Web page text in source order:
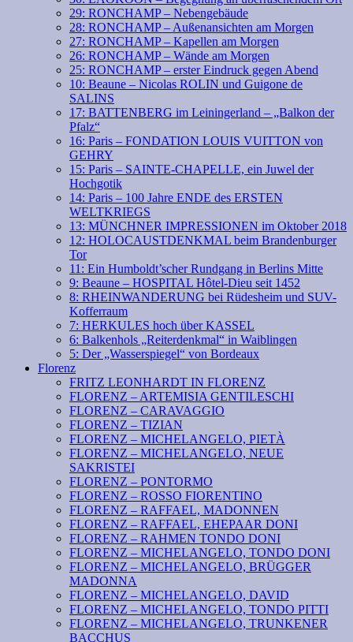
29: RONCHAMP – Nebengebäude
28: RONCHAMP – Außenansichten am Morgen
27: RONCHAMP – Kapellen am Morgen
26: RONCHAMP – Wände am Morgen
25: RONCHAMP – erster Eindruck gegen Abend
10: Beaune – Nicolas ROLIN und Guigone de
SALINS
17: BATTENBERG im Leiningerland – „Balkon der
Pfalz“
16: Paris – FONDATION LOUIS VUITTON von
GEHRY
15: Paris – SAINTE-CHAPELLE, ein Juwel der
Hochgotik
14: Paris – 100 Jahre ENDE des ERSTEN
WELTKRIEGS
13: MÜNCHNER IMPRESSIONEN im Oktober 2018
12: HOLOCAUSTDENKMAL beim Brandenburger
Tor
11: Ein Humboldt’scher Rundgang in Berlins Mitte
9: Beaune – HOSPITAL Hôtel-Dieu seit 1452
8: RHEINWANDERUNG bei Rüdesheim und SUV-
Kofferraum
7: HERKULES hoch über KASSEL
6: Balkenhols „Reiterdenkmal“ in Waiblingen
5: Der „Wasserspiegel“ von Bordeaux
Florenz
FRITZ LEONHARDT IN FLORENZ
FLORENZ – ARTEMISIA GENTILESCHI
FLORENZ – CARAVAGGIO
FLORENZ – TIZIAN
FLORENZ – MICHELANGELO, PIETÀ
FLORENZ – MICHELANGELO, NEUE
SAKRISTEI
FLORENZ – PONTORMO
FLORENZ – ROSSO FIORENTINO
FLORENZ – RAFFAEL, MADONNEN
FLORENZ – RAFFAEL, EHEPAAR DONI
FLORENZ – RAHMEN TONDO DONI
FLORENZ – MICHELANGELO, TONDO DONI
FLORENZ – MICHELANGELO, BRÜGGER
MADONNA
FLORENZ – MICHELANGELO, DAVID
FLORENZ – MICHELANGELO, TONDO PITTI
FLORENZ – MICHELANGELO, TRUNKENER
BACCHUS